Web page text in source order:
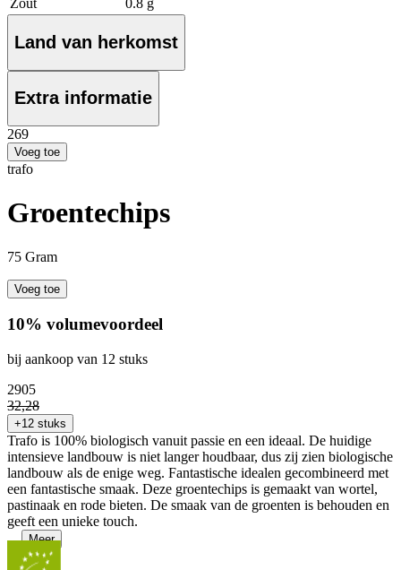
Zout
0.8 g
Land van herkomst
Extra informatie
269
Voeg toe
trafo
Groentechips
75 Gram
Voeg toe
10% volumevoordeel
bij aankoop van 12 stuks
2905
32,28
+12 stuks
Trafo is 100% biologisch vanuit passie en een ideaal. De huidige
intensieve landbouw is niet langer houdbaar, dus zij zien biologische
landbouw als de enige weg. Fantastische idealen gecombineerd met
een fantastische smaak. Deze groentechips is gemaakt van wortel,
pastinaak en rode bieten. De smaak van de groenten is behouden en
geeft een unieke touch.
... Meer